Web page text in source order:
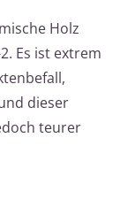
Holz
Es ist extrem
dieser
teurer